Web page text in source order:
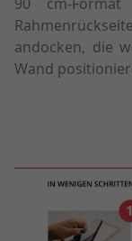
90 cm-
andocken, die
Wand